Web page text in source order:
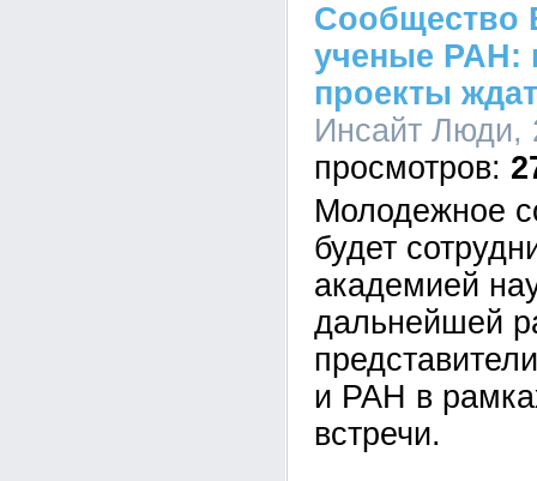
ученые РАН:
проекты
Инсайт Люди,
Молодежное
будет
академией
дальнейшей
и РАН в
встречи.